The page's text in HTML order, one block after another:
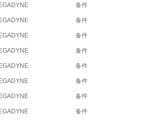
备件
备件
备件
备件
备件
备件
备件
备件